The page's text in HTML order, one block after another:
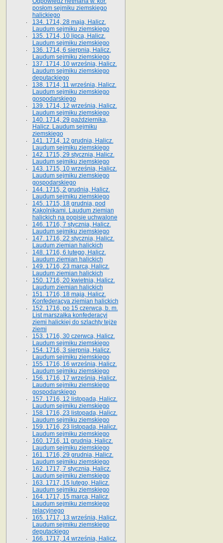
posłom sejmiku ziemskiego
halickiego
134. 1714, 28 maja, Halicz.
Laudum sejmiku ziemskiego
135. 1714, 10 lipca, Halicz.
Laudum sejmiku ziemskiego
136. 1714, 6 sierpnia, Halicz.
Laudum sejmiku ziemskiego
137. 1714, 10 września, Halicz.
Laudum sejmiku ziemskiego
deputackiego
138. 1714, 11 września, Halicz.
Laudum sejmiku ziemskiego
gospodarskiego
139. 1714, 12 września, Halicz.
Laudum sejmiku ziemskiego
140. 1714, 29 października,
Halicz. Laudum sejmiku
ziemskiego
141. 1714, 12 grudnia, Halicz.
Laudum sejmiku ziemskiego
142. 1715, 29 stycznia, Halicz.
Laudum sejmiku ziemskiego
143. 1715, 10 września, Halicz.
Laudum sejmiku ziemskiego
gospodarskiego
144. 1715, 2 grudnia, Halicz.
Laudum sejmiku ziemskiego
145. 1715, 18 grudnia, pod
Kąkolnikami. Laudum ziemian
halickich na popisie uchwalone
146. 1716, 7 stycznia, Halicz.
Laudum sejmiku ziemskiego
147. 1716, 22 stycznia, Halicz.
Laudum ziemian halickich
148. 1716, 6 lutego, Halicz.
Laudum ziemian halickich
149. 1716, 23 marca, Halicz.
Laudum ziemian halickich
150. 1716, 20 kwietnia, Halicz.
Laudum ziemian halickich
151. 1716, 18 maja, Halicz.
Konfederacya ziemian halickich
152. 1716, po 15 czerwca, b. m.
List marszałka konfederacyi
ziemi halickiej do szlachty tejże
ziemi
153. 1716, 30 czerwca, Halicz.
Laudum sejmiku ziemskiego
154. 1716, 3 sierpnia, Halicz.
Laudum sejmiku ziemskiego
155. 1716, 16 września, Halicz.
Laudum sejmiku ziemskiego
156. 1716, 17 września, Halicz.
Laudum sejmiku ziemskiego
gospodarskiego
157. 1716, 12 listopada, Halicz.
Laudum sejmiku ziemskiego
158. 1716, 23 listopada, Halicz.
Laudum sejmiku ziemskiego
159. 1716, 23 listopada, Halicz.
Laudum sejmiku ziemskiego
160. 1716, 11 grudnia, Halicz.
Laudum sejmiku ziemskiego
161. 1716, 29 grudnia, Halicz.
Laudum sejmiku ziemskiego
162. 1717, 7 stycznia, Halicz.
Laudum sejmiku ziemskiego
163. 1717, 15 lutego, Halicz.
Laudum sejmiku ziemskiego
164. 1717, 15 marca, Halicz.
Laudum sejmiku ziemskiego
relacyjnego
165. 1717, 13 września, Halicz.
Laudum sejmiku ziemskiego
deputackiego
166. 1717, 14 września, Halicz.